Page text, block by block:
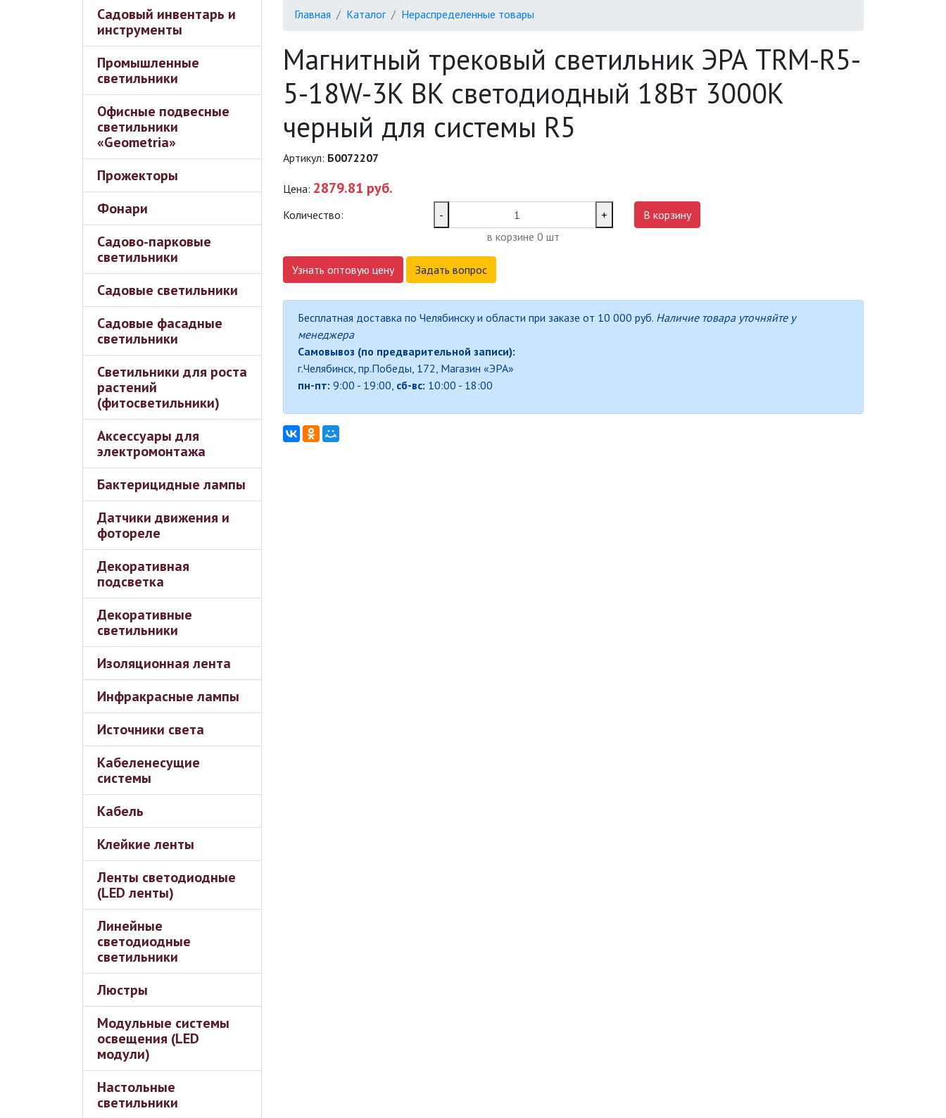
Садовый инвентарь и
инструменты
Промышленные
светильники
Офисные подвесные
светильники
«Geometria»
Прожекторы
Фонари
Садово-парковые
светильники
Садовые светильники
Садовые фасадные
светильники
Светильники для роста
растений
(фитосветильники)
Аксессуары для
электромонтажа
Бактерицидные лампы
Датчики движения и
фотореле
Декоративная
подсветка
Декоративные
светильники
Изоляционная лента
Инфракрасные лампы
Источники света
Кабеленесущие
системы
Кабель
Клейкие ленты
Ленты светодиодные
(LED ленты)
Линейные
светодиодные
светильники
Люстры
Модульные системы
освещения (LED
модули)
Настольные
светильники
Главная Каталог Нераспределенные товары
Магнитный трековый светильник ЭРА TRM-R5-
5-18W-3K BK светодиодный 18Вт 3000K
черный для системы R5
Артикул: Б0072207
Цена: 2879.81 руб.
Количество: -
+
в корзине 0 шт
В корзину
Узнать оптовую цену Задать вопрос
Бесплатная доставка по Челябинску и области при заказе от 10 000 руб. Наличие товара уточняйте у
менеджера
Самовывоз (по предварительной записи):
г.Челябинск, пр.Победы, 172, Магазин «ЭРА»
пн-пт: 9:00 - 19:00, сб-вс: 10:00 - 18:00